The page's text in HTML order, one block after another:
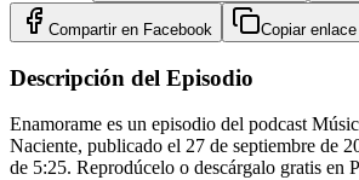
Compartir en Facebook Copiar enlace
Descripción del Episodio
Enamorame es un episodio del podcast
Naciente, publicado el 27 de septiembre de
de 5:25. Reprodúcelo o descárgalo gratis en